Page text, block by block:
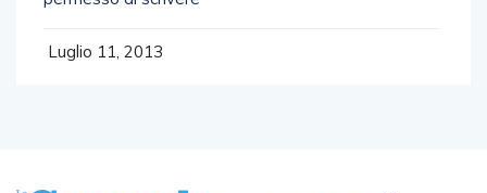
Luglio 11, 2013